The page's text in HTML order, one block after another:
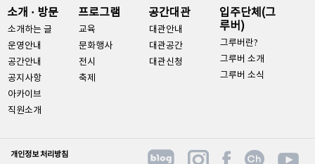
소개 · 방문
소개하는 글
운영안내
공간안내
공지사항
아카이브
직원소개
프로그램
교육
문화행사
전시
축제
공간대관
대관안내
대관공간
대관신청
입주단체(그
루버)
그루버란?
그루버 소개
그루버 소식
개인정보 처리방침